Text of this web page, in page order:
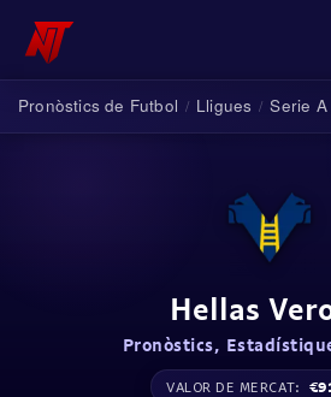
Pronòstics de Futbol / Lligues / Serie A
Hellas
Pronòstics,
VALOR DE MERCAT: